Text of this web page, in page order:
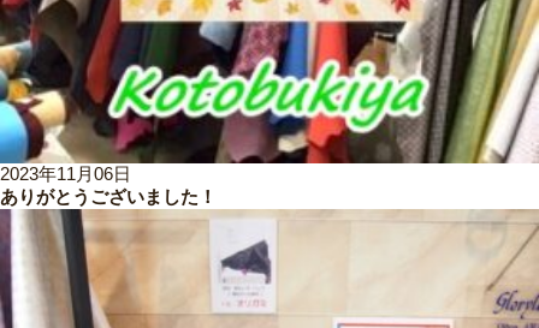
2023年11月06日
ありがとうございました！